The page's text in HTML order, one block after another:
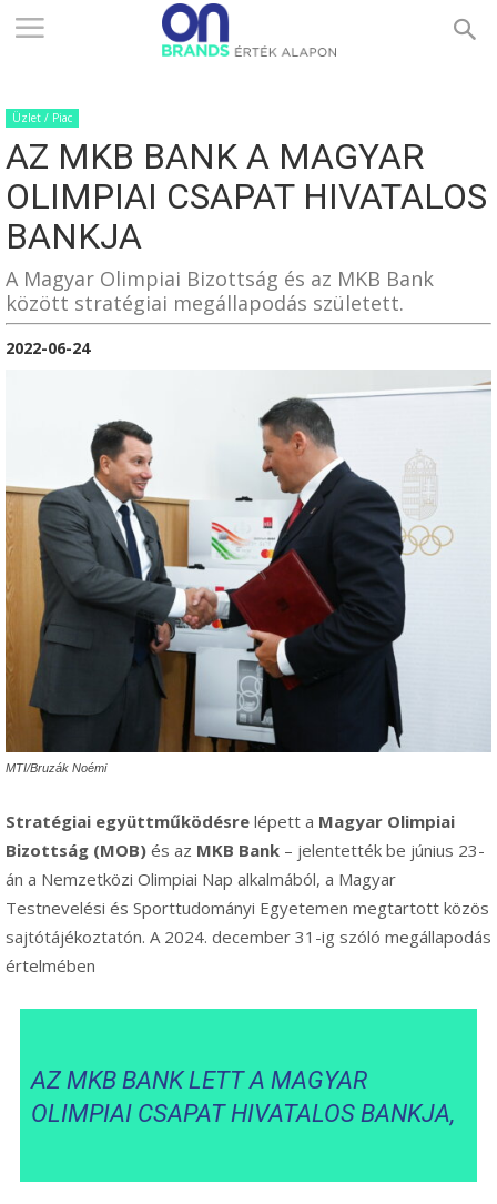
ONBRANDS
–
ÉRTÉK
ALAPON
Üzlet / Piac
AZ MKB BANK A MAGYAR
OLIMPIAI CSAPAT HIVATALOS
BANKJA
A Magyar Olimpiai Bizottság és az MKB Bank
között stratégiai megállapodás született.
2022-06-24
MTI/Bruzák Noémi
Stratégiai együttműködésre lépett a Magyar Olimpiai
Bizottság (MOB) és az MKB Bank – jelentették be június 23-
án a Nemzetközi Olimpiai Nap alkalmából, a Magyar
Testnevelési és Sporttudományi Egyetemen megtartott közös
sajtótájékoztatón. A 2024. december 31-ig szóló megállapodás
értelmében
AZ MKB BANK LETT A MAGYAR
OLIMPIAI CSAPAT HIVATALOS BANKJA,